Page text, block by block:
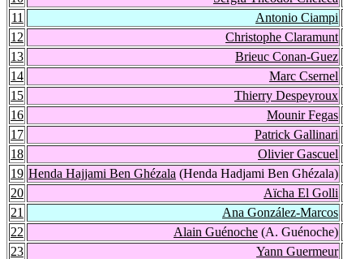
11
Antonio Ciampi
12
Christophe Claramunt
13
Brieuc Conan-Guez
14
Marc Csernel
15
Thierry Despeyroux
16
Mounir Fegas
17
Patrick Gallinari
18
Olivier Gascuel
19 Henda Hajjami Ben Ghézala (Henda Hadjami Ben Ghézala)
20
Aïcha El Golli
21
Ana González-Marcos
22
Alain Guénoche (A. Guénoche)
23
Yann Guermeur